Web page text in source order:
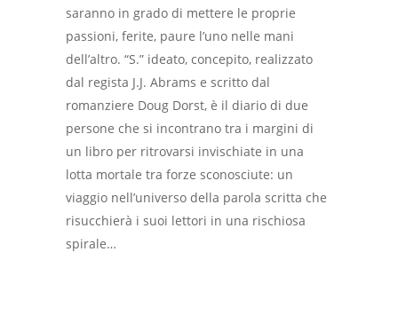
saranno in grado di mettere le proprie
passioni, ferite, paure l’uno nelle mani
dell’altro. “S.” ideato, concepito, realizzato
dal regista J.J. Abrams e scritto dal
romanziere Doug Dorst, è il diario di due
persone che si incontrano tra i margini di
un libro per ritrovarsi invischiate in una
lotta mortale tra forze sconosciute: un
viaggio nell’universo della parola scritta che
risucchierà i suoi lettori in una rischiosa
spirale…